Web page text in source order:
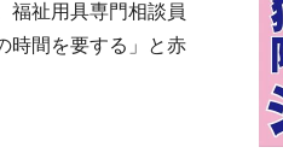
福祉用具専門相談員
時間を要する」と赤